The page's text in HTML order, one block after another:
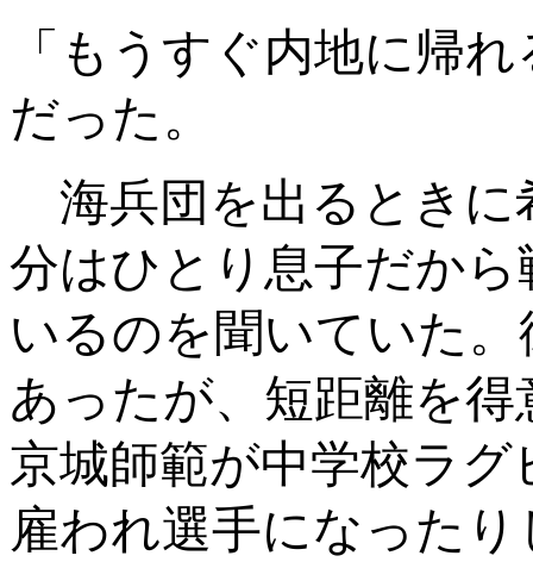
「もうすぐ内地に帰
だった。
海兵団を出るときに
分はひとり息子だか
いるのを聞いていた
あったが、短距離を
京城師範が中学校ラ
雇われ選手になった